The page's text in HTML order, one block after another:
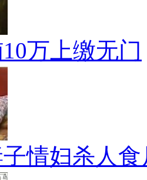
万上缴无门
情妇杀人食